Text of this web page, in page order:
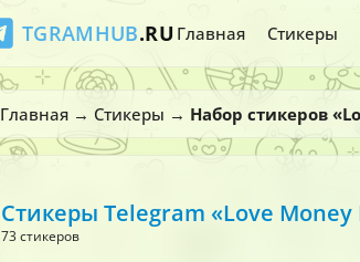
TGRAMHUB.RU Главная Стикеры
Главная → Стикеры → Набор стикеров
Стикеры Telegram «Love
73 стикеров